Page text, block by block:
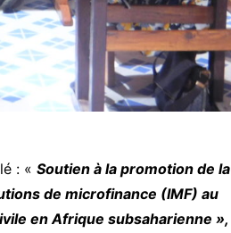
: « Soutien à la promotion de la
de microfinance (IMF) au
en Afrique subsaharienne »,